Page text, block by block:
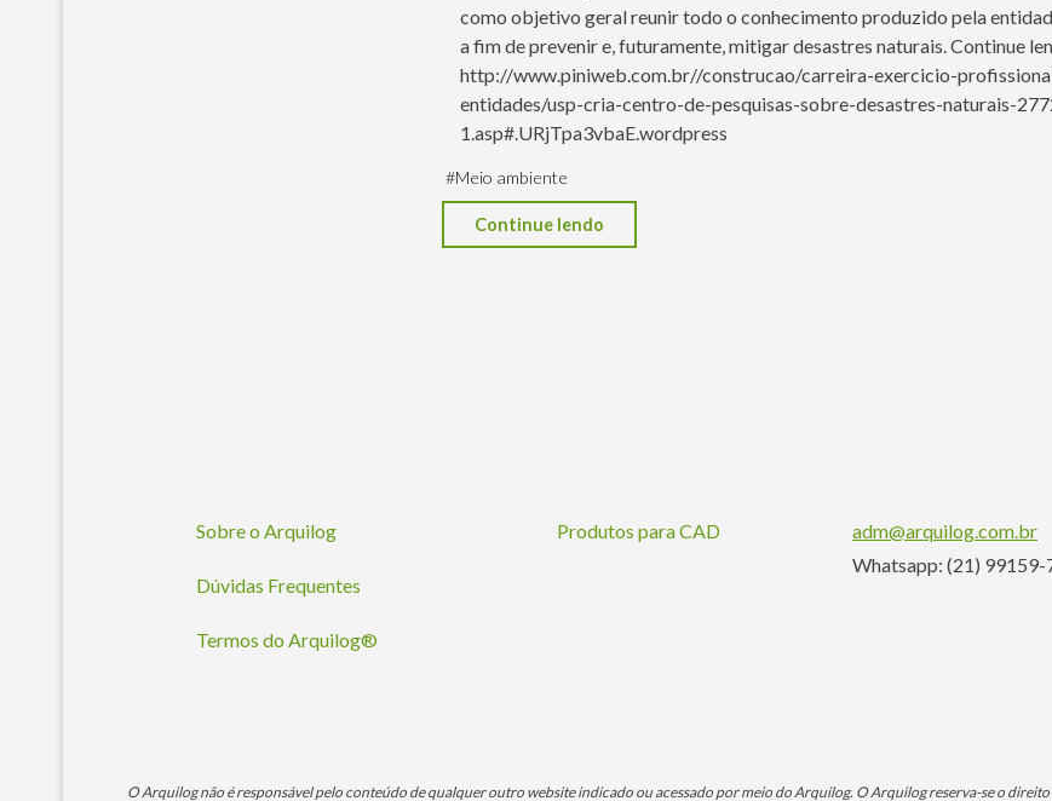
das
construções"
como objetivo geral reunir todo o conhecimento produzido pela
a fim de prevenir e, futuramente, mitigar desastres naturais. Continue
http://www.piniweb.com.br//construcao/carreira-exercicio-
entidades/usp-cria-centro-de-pesquisas-sobre-desastres-naturais-
1.asp#.URjTpa3vbaE.wordpress
#Meio ambiente
Continue lendo
Sobre o Arquilog
Dúvidas Frequentes
Termos do Arquilog®
Produtos para CAD
adm@arquilog.com.br
Whatsapp: (21) 99159-
O Arquilog não é responsável pelo conteúdo de qualquer outro website indicado ou acessado por meio do Arquilog. O Arquilog reserva-se o